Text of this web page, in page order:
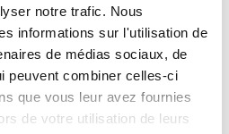
notre trafic. Nous
informations sur l'utilisation de
de médias sociaux, de
peuvent combiner celles-ci
que vous leur avez fournies
de votre utilisation de leurs
DANS LA
ET